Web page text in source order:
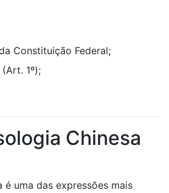
Constituição Federal;
1º);
Chinesa
é uma das expressões mais